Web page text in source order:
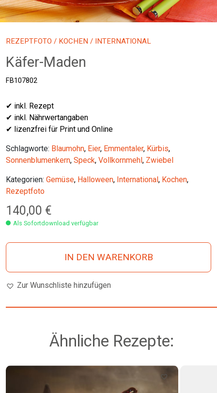
REZEPTFOTO / KOCHEN / INTERNATIONAL
Käfer-Maden
FB107802
✔ inkl. Rezept
✔ inkl. Nährwertangaben
✔ lizenzfrei für Print und Online
Schlagworte: Blaumohn, Eier, Emmentaler, Kürbis,
Sonnenblumenkern, Speck, Vollkornmehl , Zwiebel
Kategorien: Gemüse, Halloween, International , Kochen,
Rezeptfoto
140,00 €
Als Sofortdownload verfügbar
IN DEN WARENKORB
Zur Wunschliste hinzufügen
Ähnliche Rezepte: